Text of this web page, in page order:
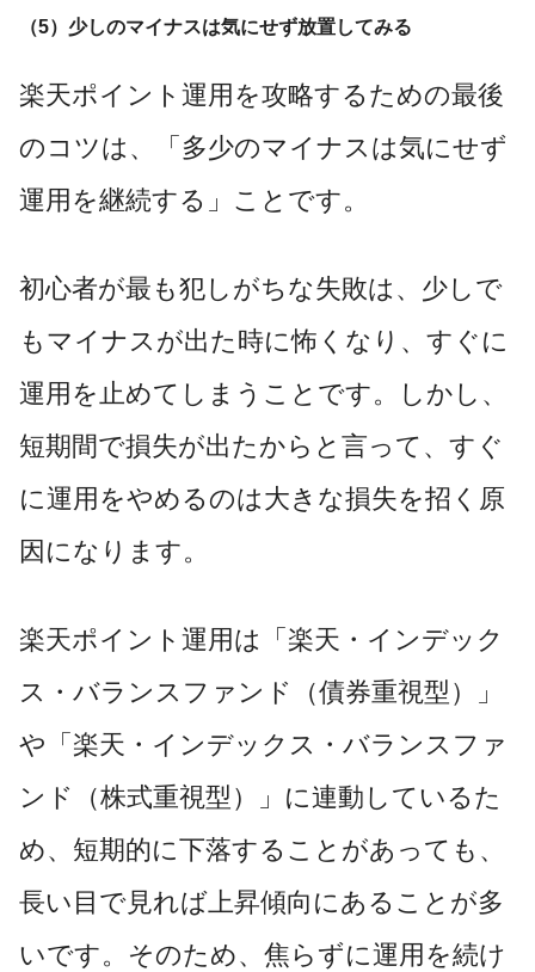
（5）少しのマイナスは気にせず放置してみる
楽天ポイント運用を攻略するための最後
のコツは、「多少のマイナスは気にせず
運用を継続する」ことです。
初心者が最も犯しがちな失敗は、少しで
もマイナスが出た時に怖くなり、すぐに
運用を止めてしまうことです。しかし、
短期間で損失が出たからと言って、すぐ
に運用をやめるのは大きな損失を招く原
因になります。
楽天ポイント運用は「楽天・インデック
ス・バランスファンド（債券重視型）」
や「楽天・インデックス・バランスファ
ンド（株式重視型）」に連動しているた
め、短期的に下落することがあっても、
長い目で見れば上昇傾向にあることが多
いです。そのため、焦らずに運用を続け